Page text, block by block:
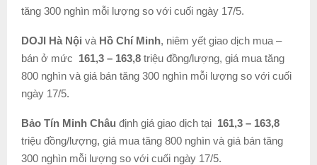
tăng 300 nghìn mỗi lượng so với cuối ngày 17/5.
DOJI Hà Nội và Hồ Chí Minh, niêm yết giao dịch mua –
bán ở mức 161,3 – 163,8 triệu đồng/lượng, giá mua tăng
800 nghìn và giá bán tăng 300 nghìn mỗi lượng so với cuối
ngày 17/5.
Bảo Tín Minh Châu định giá giao dịch tại 161,3 – 163,8
triệu đồng/lượng, giá mua tăng 800 nghìn và giá bán tăng
300 nghìn mỗi lượng so với cuối ngày 17/5.